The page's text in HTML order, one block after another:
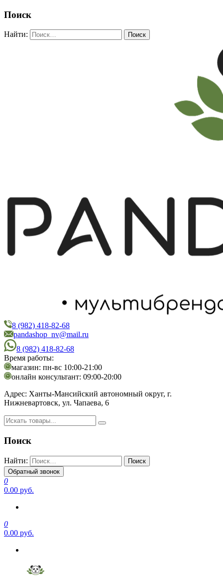
Поиск
Найти:
PandaShop
Интернет-магазин косметики
8 (982) 418-82-68
pandashop_nv@mail.ru
8 (982) 418-82-68
Время работы:
магазин: пн-вс 10:00-21:00
онлайн консультант: 09:00-20:00
Адрес: Ханты-Мансийский автономный округ, г.
Нижневартовск, ул. Чапаева, 6
Поиск
Найти:
Обратный звонок
0
0.00 руб.
0
0.00 руб.